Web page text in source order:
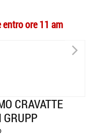
ore 11 am
>
CRAVATTE
GRUPP